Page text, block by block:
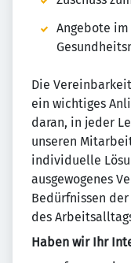
Angebote
Die
ein wichtiges
daran, in jeder
unseren
individuelle
ausgewogenes
Bedürfnissen
des
Haben wir Ihr